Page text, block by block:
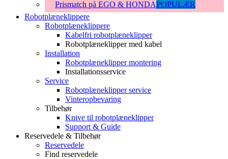
Prismatch på EGO & HONDAPOPULÆR
Robotplæneklippere
Robotplæneklippere
Kabelfri robotplæneklipper
Robotplæneklipper med kabel
Installation
Robotplæneklipper montering
Installationsservice
Service
Robotplæneklipper service
Vinteropbevaring
Tilbehør
Knive til robotplæneklipper
Support & Guide
Reservedele & Tilbehør
Reservedele
Find reservedele